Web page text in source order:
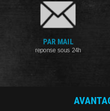
PAR MAIL
reponse sous 24h